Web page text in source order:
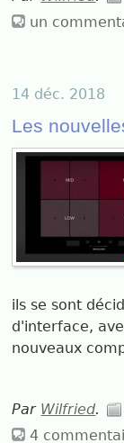
un
14 déc. 2018
Les
ils se sont
d'interface,
nouveaux
Par Wilfried.
4